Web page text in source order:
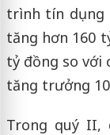
trình tín dụng
tăng hơn 160
tỷ đồng so với
tăng trưởng
Trong quý II,